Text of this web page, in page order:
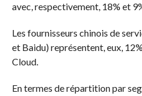
avec, respectivement, 18% et
Les fournisseurs chinois de
et Baidu) représentent, eux,
Cloud.
En termes de répartition par